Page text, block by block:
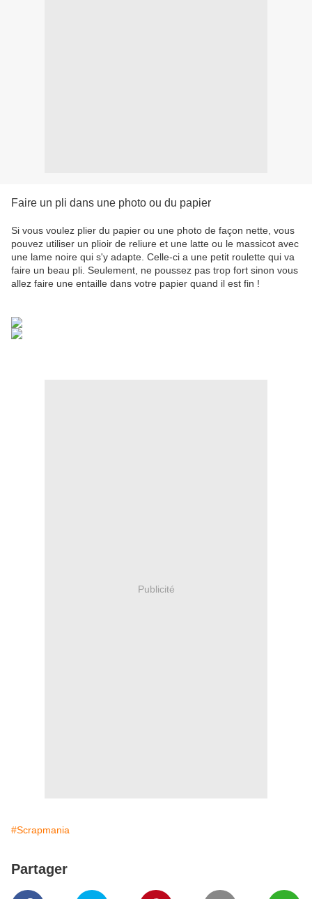
Faire un pli dans une photo ou du papier
Si vous voulez plier du papier ou une photo de façon nette, vous
pouvez utiliser un plioir de reliure et une latte ou le massicot avec
une lame noire qui s'y adapte. Celle-ci a une petit roulette qui va
faire un beau pli. Seulement, ne poussez pas trop fort sinon vous
allez faire une entaille dans votre papier quand il est fin !
Publicité
#Scrapmania
Partager